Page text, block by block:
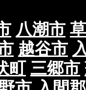
八潮市
越谷市
町 三郷市